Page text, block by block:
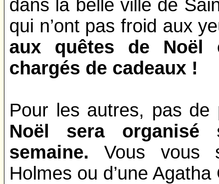
dans la belle ville de
qui n’ont pas froid aux
aux quêtes de Noël
chargés de cadeaux !
Pour les autres, pas
Noël sera
semaine. Vous vous
Holmes ou d’une